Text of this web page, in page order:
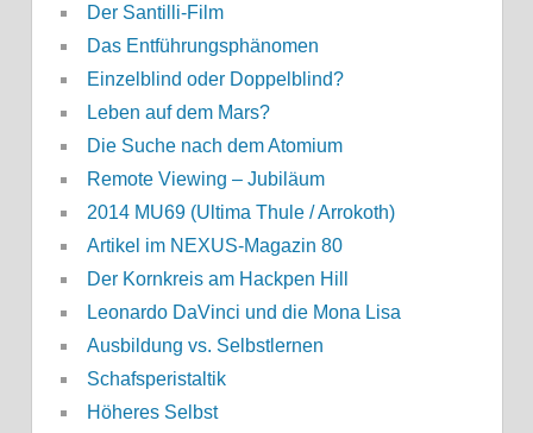
Der Santilli-Film
Das Entführungsphänomen
Einzelblind oder Doppelblind?
Leben auf dem Mars?
Die Suche nach dem Atomium
Remote Viewing – Jubiläum
2014 MU69 (Ultima Thule / Arrokoth)
Artikel im NEXUS-Magazin 80
Der Kornkreis am Hackpen Hill
Leonardo DaVinci und die Mona Lisa
Ausbildung vs. Selbstlernen
Schafsperistaltik
Höheres Selbst